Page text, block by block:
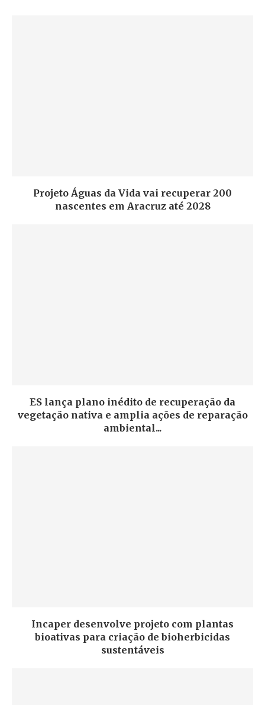
Projeto Águas da Vida vai recuperar 200
nascentes em Aracruz até 2028
ES lança plano inédito de recuperação da
vegetação nativa e amplia ações de reparação
ambiental...
Incaper desenvolve projeto com plantas
bioativas para criação de bioherbicidas
sustentáveis